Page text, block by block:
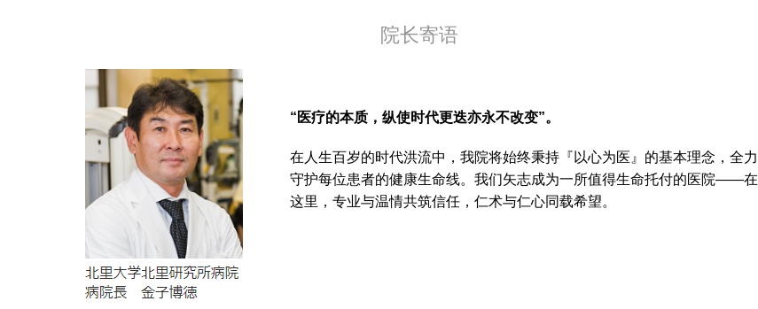
院长寄语
“医疗的本质，纵使时代更迭亦永不改变”。
在人生百岁的时代洪流中，我院将始终秉持『以心为医』的基本理念，全力
守护每位患者的健康生命线。我们矢志成为一所值得生命托付的医院——在
这里，专业与温情共筑信任，仁术与仁心同载希望。